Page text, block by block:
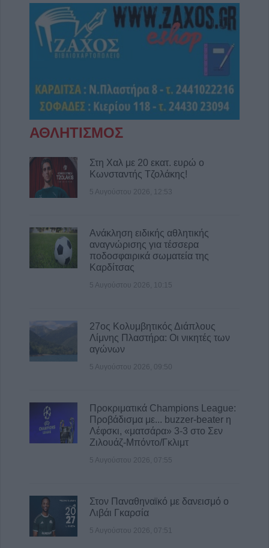
ΑΘΛΗΤΙΣΜΟΣ
Στη Χαλ με 20 εκατ. ευρώ ο
Κωνσταντής Τζολάκης!
5 Αυγούστου 2026, 12:53
Ανάκληση ειδικής αθλητικής
αναγνώρισης για τέσσερα
ποδοσφαιρικά σωματεία της
Καρδίτσας
5 Αυγούστου 2026, 10:15
27ος Κολυμβητικός Διάπλους
Λίμνης Πλαστήρα: Οι νικητές των
αγώνων
5 Αυγούστου 2026, 09:50
Προκριματικά Champions League:
Προβάδισμα με... buzzer-beater η
Λέφσκι, «ματσάρα» 3-3 στο Σεν
Ζιλουάζ-Μπόντο/Γκλιμτ
5 Αυγούστου 2026, 07:55
Στον Παναθηναϊκό με δανεισμό ο
Λιβάι Γκαρσία
5 Αυγούστου 2026, 07:51